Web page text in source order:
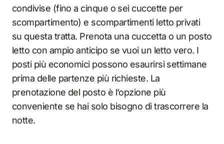
condivise (fino a cinque o sei cuccette per
scompartimento) e scompartimenti letto privati
su questa tratta. Prenota una cuccetta o un posto
letto con ampio anticipo se vuoi un letto vero. I
posti più economici possono esaurirsi settimane
prima delle partenze più richieste. La
prenotazione del posto è l’opzione più
conveniente se hai solo bisogno di trascorrere la
notte.